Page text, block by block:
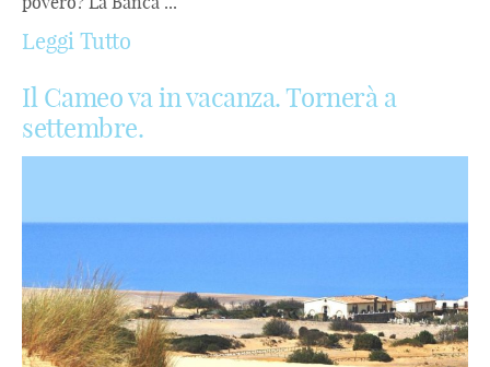
Leggi Tutto
Il Cameo va in vacanza. Tornerà a
settembre.